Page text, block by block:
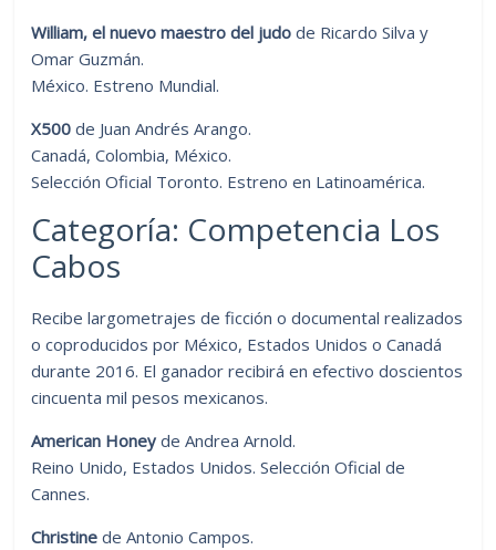
William, el nuevo maestro del judo de Ricardo Silva y
Omar Guzmán.
México. Estreno Mundial.
X500 de Juan Andrés Arango.
Canadá, Colombia, México.
Selección Oficial Toronto. Estreno en Latinoamérica.
Categoría: Competencia Los
Cabos
Recibe largometrajes de ficción o documental realizados
o coproducidos por México, Estados Unidos o Canadá
durante 2016. El ganador recibirá en efectivo doscientos
cincuenta mil pesos mexicanos.
American Honey de Andrea Arnold.
Reino Unido, Estados Unidos. Selección Oficial de
Cannes.
Christine de Antonio Campos.